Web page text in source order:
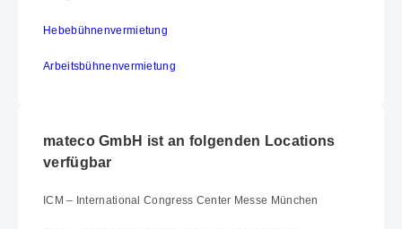
Hebebühnen­vermietung
Arbeitsbühnen­vermietung
mateco GmbH ist an folgenden Locations
verfügbar
ICM – International Congress Center Messe München